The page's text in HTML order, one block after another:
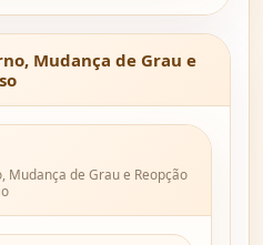
Mudança de Grau e
Mudança de Grau e Reopção